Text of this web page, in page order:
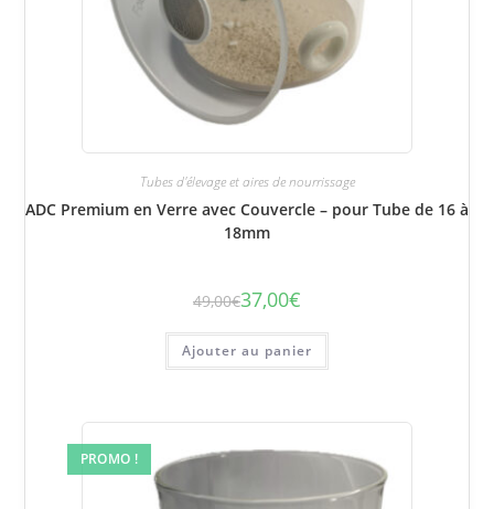
Tubes d'élevage et aires de nourrissage
ADC Premium en Verre avec Couvercle – pour Tube de 16 à
18mm
49,00€ Le
initial
était :
49,00€.
37,00€
Le
actuel
est :
37,00€.
Ajouter au panier
PROMO !